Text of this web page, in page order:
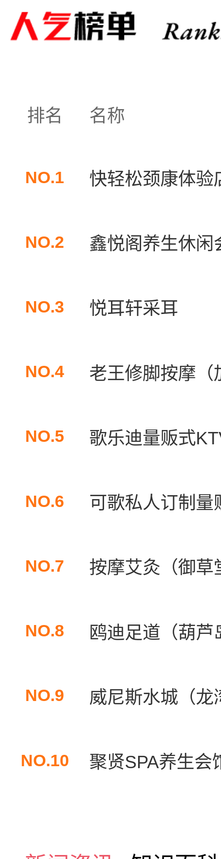
排名 名称
NO.1 快轻松颈康体验
NO.2 鑫悦阁养生休闲
NO.3 悦耳轩采耳
NO.4 老王修脚按摩（
NO.5 歌乐迪量贩式
NO.6 可歌私人订制量
NO.7 按摩艾灸（御草
NO.8 鸥迪足道（葫芦
NO.9 威尼斯水城（龙
NO.10 聚贤SPA养生会